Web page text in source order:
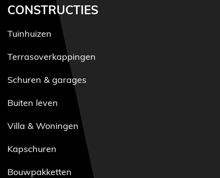
CONSTRUCTIES
Tuinhuizen
Terrasoverkappingen
Schuren & garages
Buiten leven
Villa & Woningen
Kapschuren
Bouwpakketten